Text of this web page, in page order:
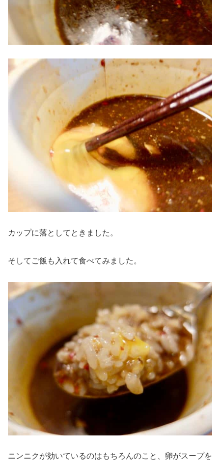
カップに落としてときました。
そしてご飯も入れて食べてみました。
ニンニクが効いているのはもちろんのこと、卵がスープを